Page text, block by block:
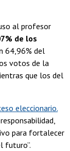
al profesor
de los
64,96% del
votos de la
que los del
eleccionario.
para fortalecer
futuro”.